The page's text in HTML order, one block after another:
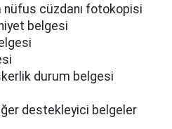
nüfus cüzdanı fotokopisi
belgesi
durum belgesi
destekleyici belgeler